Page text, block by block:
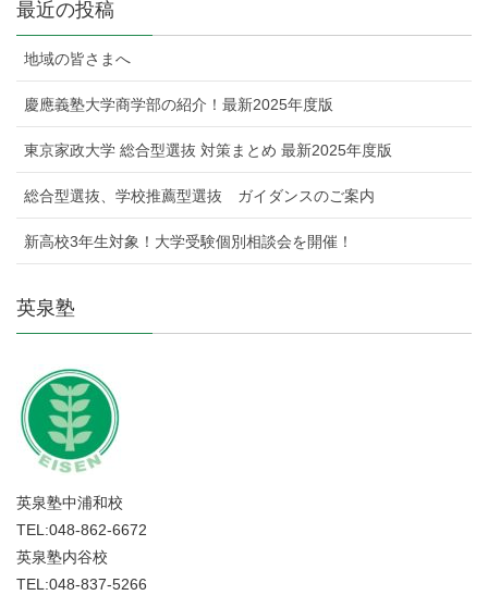
開
ま
す
)
最近の投稿
地域の皆さまへ
慶應義塾大学商学部の紹介！最新2025年度版
東京家政大学 総合型選抜 対策まとめ 最新2025年度版
総合型選抜、学校推薦型選抜 ガイダンスのご案内
新高校3年生対象！大学受験個別相談会を開催！
英泉塾
英泉塾中浦和校
TEL:048-862-6672
英泉塾内谷校
TEL:048-837-5266